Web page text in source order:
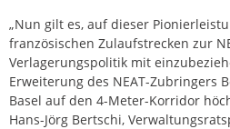
„Nun gilt es, auf dieser
französischen Zulaufstrecken zur
Verlagerungspolitik mit
Erweiterung des NEAT-Zubringers
Basel auf den 4-Meter-Korridor
Hans-Jörg Bertschi,